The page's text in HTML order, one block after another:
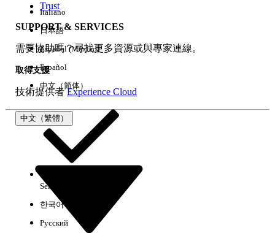
Trust
SUPPORT & SERVICES
需要協助嗎？尋找更多資源或與專家連線。
取得支援
技術提供者Experience Cloud
中文（繁體）
Italiano
日本語
Español (México)
Español
中文（简体）
Select Org
한국어
Русский